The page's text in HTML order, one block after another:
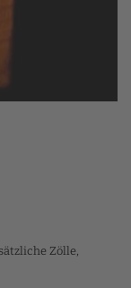
Zölle,